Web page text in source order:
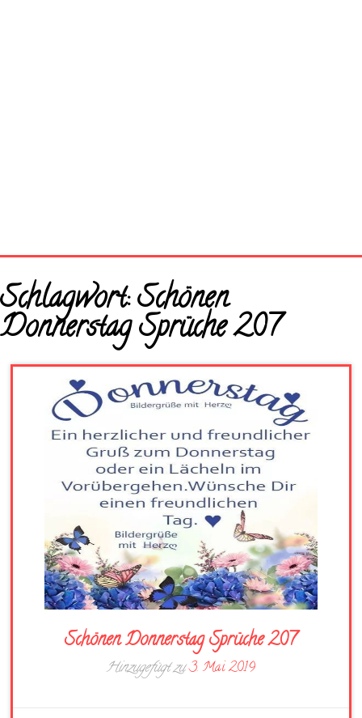
Startseite
Neue Bilder
Schlagwort:Schönen
Donnerstag Sprüche 207
Schönen Donnerstag Sprüche 207
Hinzugefügt zu3. Mai 2019